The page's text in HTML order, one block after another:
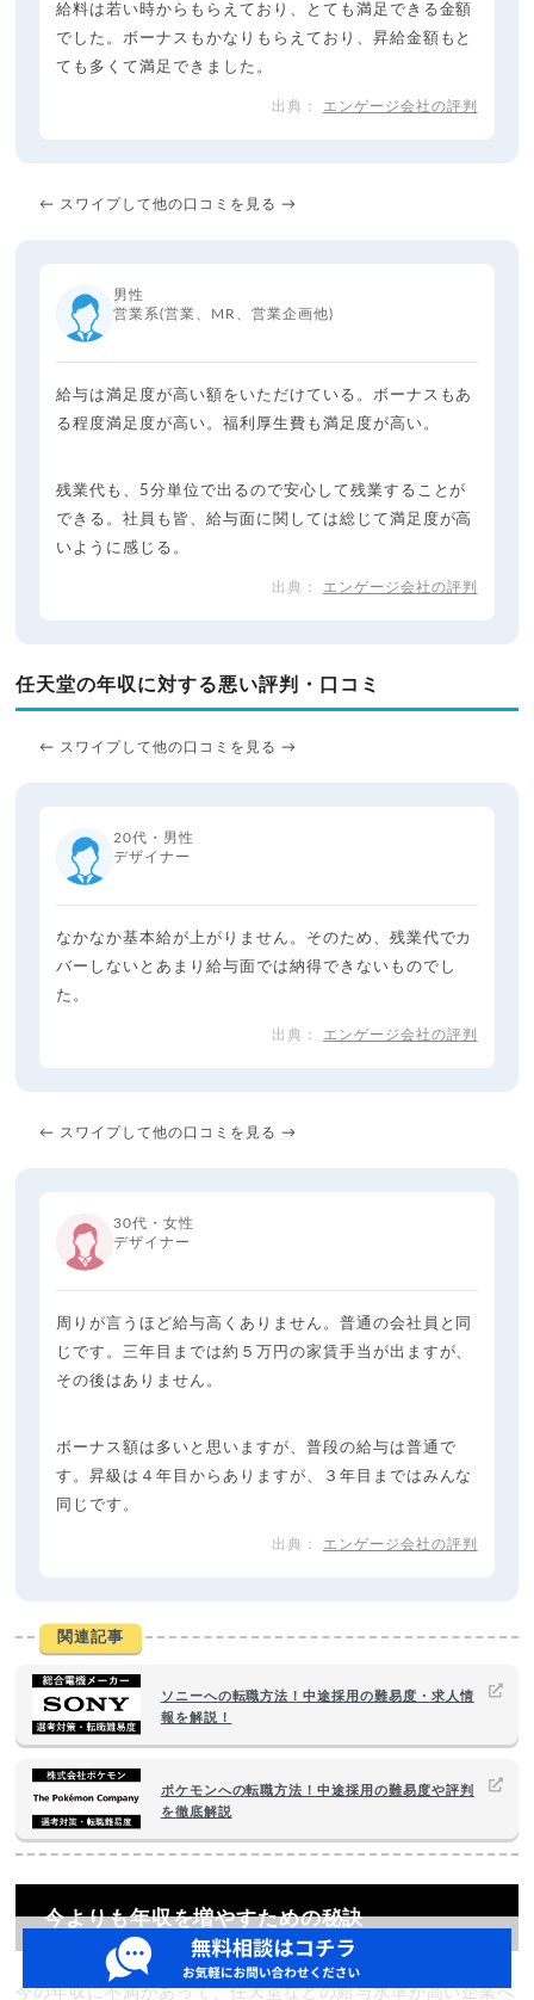
給料は若い時からもらえており、とても満足できる金額
でした。ボーナスもかなりもらえており、昇給金額もと
ても多くて満足できました。
エンゲージ会社の評判
← スワイプして他の口コミを見る →
男性
営業系(営業、MR、営業企画他)
給与は満足度が高い額をいただけている。ボーナスもあ
る程度満足度が高い。福利厚生費も満足度が高い。
残業代も、5分単位で出るので安心して残業することが
できる。社員も皆、給与面に関しては総じて満足度が高
いように感じる。
エンゲージ会社の評判
任天堂の年収に対する悪い評判・口コミ
← スワイプして他の口コミを見る →
20代・男性
デザイナー
なかなか基本給が上がりません。そのため、残業代でカ
バーしないとあまり給与面では納得できないものでし
た。
エンゲージ会社の評判
← スワイプして他の口コミを見る →
30代・女性
デザイナー
周りが言うほど給与高くありません。普通の会社員と同
じです。三年目までは約５万円の家賃手当が出ますが、
その後はありません。
ボーナス額は多いと思いますが、普段の給与は普通で
す。昇級は４年目からありますが、３年目まではみんな
同じです。
エンゲージ会社の評判
関連記事
ソニーへの転職方法！中途採用の難易度・求人情
報を解説！
ポケモンへの転職方法！中途採用の難易度や評判
を徹底解説
今よりも年収を増やすための秘訣
今の年収に不満があって、任天堂などの給与水準が高い企業へ